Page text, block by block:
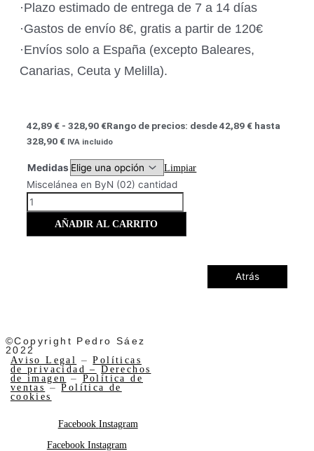
·Plazo estimado de entrega de 7 a 14 días
·Gastos de envío 8€, gratis a partir de 120€
·Envíos solo a España (excepto Baleares,
Canarias, Ceuta y Melilla).
42,89€ - 328,90€Rango de precios: desde 42,89 € hasta
328,90 € IVA incluido
Medidas Limpiar
Miscelánea en ByN (02) cantidad
AÑADIR AL CARRITO
Atrás
©Copyright Pedro Sáez
2022
Aviso Legal –Políticas
de privacidad –
Derechos
de imagen – Política de
ventas –Política de
cookies
Facebook Instagram
Facebook Instagram